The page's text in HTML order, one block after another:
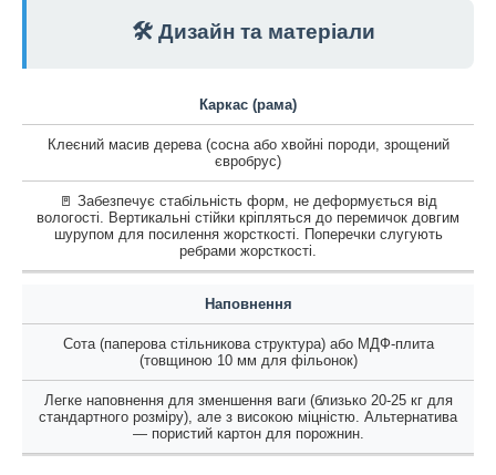
🛠️ Дизайн та матеріали
Каркас (рама)
Клеєний масив дерева (сосна або хвойні породи, зрощений
євробрус)
🚪 Забезпечує стабільність форм, не деформується від
вологості. Вертикальні стійки кріпляться до перемичок довгим
шурупом для посилення жорсткості. Поперечки слугують
ребрами жорсткості.
Наповнення
Сота (паперова стільникова структура) або МДФ-плита
(товщиною 10 мм для фільонок)
Легке наповнення для зменшення ваги (близько 20-25 кг для
стандартного розміру), але з високою міцністю. Альтернатива
— пористий картон для порожнин.